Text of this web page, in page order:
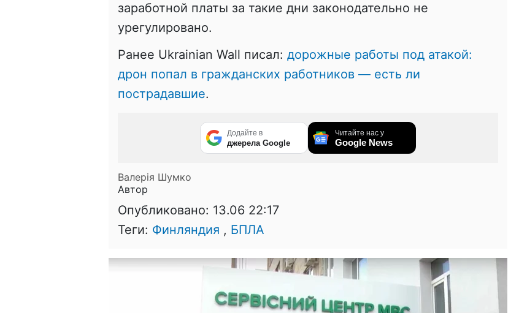
заработной платы за такие дни законодательно не
урегулировано.
Ранее Ukrainian Wall писал: дорожные работы под атакой:
дрон попал в гражданских работников — есть ли
пострадавшие.
Додайте в
джерела Google
Читайте нас у
Google News
Валерія Шумко
Автор
Опубликовано: 13.06 22:17
Теги: Финляндия , БПЛА